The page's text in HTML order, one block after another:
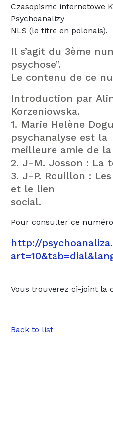
Czasopismo internetowe
Psychoanalizy
NLS (le titre en polonais).
Il s’agit du 3ème
psychose”.
Le contenu de ce
Introduction par
Korzeniowska.
1. Marie Helène
psychanalyse est la
meilleure amie de
2. J-M. Josson : La
3. J-P. Rouillon :
et le lien
social.
Pour consulter ce
http://
Vous trouverez ci-joint la
Back to list